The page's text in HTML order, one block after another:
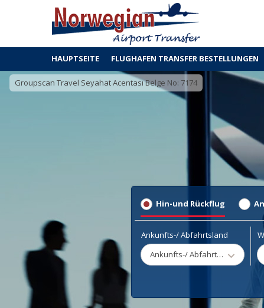
HAUPTSEITE FLUGHAFEN TRANSFER BESTELLUNGEN
Groupscan Travel Seyahat Acentası Belge No: 7174
Hin-und Rückflug
Ankunfts-/ Abfahrtsland
Ankunfts-/ Abfahrtsland